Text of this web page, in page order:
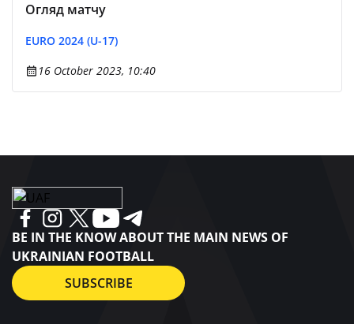
Огляд матчу
EURO 2024 (U-17)
16 October 2023, 10:40
BE IN THE KNOW ABOUT THE MAIN NEWS OF
UKRAINIAN FOOTBALL
SUBSCRIBE